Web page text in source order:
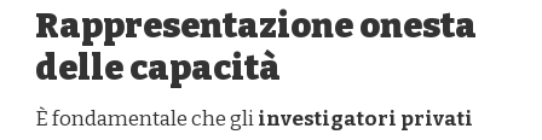
Rappresentazione onesta
delle capacità
È fondamentale che gliinvestigatori privati